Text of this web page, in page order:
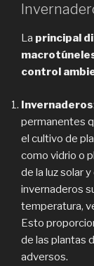
La principal
control
Invernaderos
permanentes
el cultivo de
como vidrio o
de la luz solar
invernaderos
temperatura,
Esto
de las plantas
adversos.